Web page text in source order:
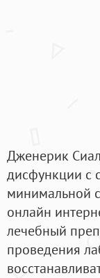
Дженерик
дисфункции с
минимальной
онлайн
лечебный
проведения